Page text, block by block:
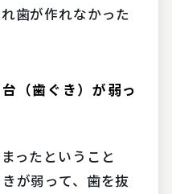
歯が作れなかった
（歯ぐき）が弱っ
ったということ
が弱って、歯を抜